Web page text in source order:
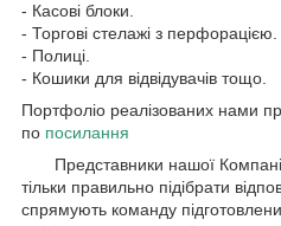
- Касові блоки.
- Торгові стелажі з перфорацією.
- Полиці.
- Кошики для відвідувачів тощо.
Портфоліо реалізованих нами
по посилання
Представники нашої
тільки правильно підібрати
спрямують команду